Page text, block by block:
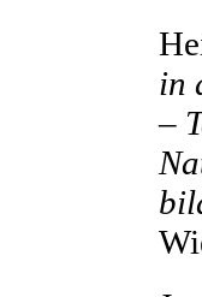
in
–